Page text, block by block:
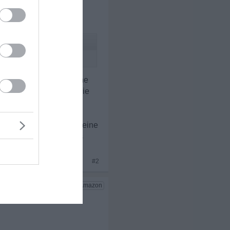
hat, diese´s
probleme in der sache
lass Grass über die
oder sonstige´s meine
Klammern aus
dieses problem)
#2